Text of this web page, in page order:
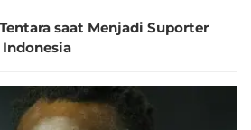
saat Menjadi Suporter
Indonesia